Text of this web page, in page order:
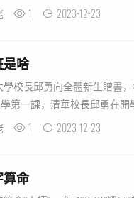
1 2023-12-23
啥
校長邱勇向全體新生贈書
第一課，清華校長邱勇在
1 2023-12-23
算命